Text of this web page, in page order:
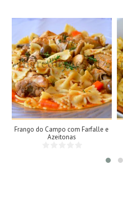
4 Doses
4 Pessoas
60Min
Frango do Campo com Farfalle e
Azeitonas